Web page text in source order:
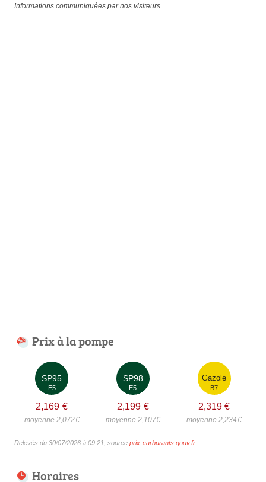
Informations communiquées par nos visiteurs.
Prix à la pompe
SP95
E5
2,169 €
moyenne 2,072€
SP98
E5
2,199 €
moyenne 2,107€
Gazole
B7
2,319 €
moyenne 2,234€
Relevés du 30/07/2026 à 09:21, source prix-carburants.gouv.fr
Horaires